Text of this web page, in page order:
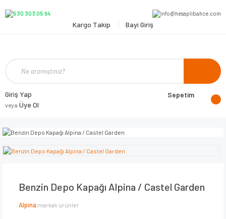
Kargo Takip Bayi Giriş
Giriş Yap
veya Üye Ol
Sepetim
Benzin Depo Kapağı Alpina / Castel Garden
Alpina markalı ürünler